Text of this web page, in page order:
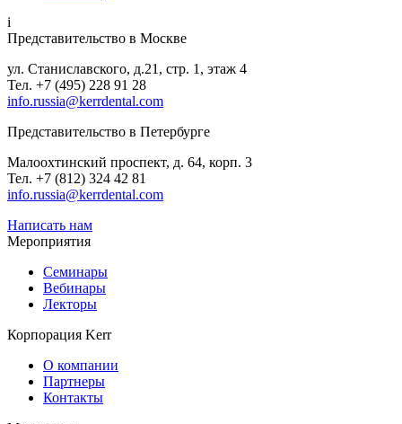
i
Представительство в Москве
ул. Станиславского, д.21, стр. 1, этаж 4
Тел. +7 (495) 228 91 28
info.russia@kerrdental.com
Представительство в Петербурге
Малоохтинский проспект, д. 64, корп. 3
Тел. +7 (812) 324 42 81
info.russia@kerrdental.com
Написать нам
Мероприятия
Семинары
Вебинары
Лекторы
Корпорация Kerr
О компании
Партнеры
Контакты